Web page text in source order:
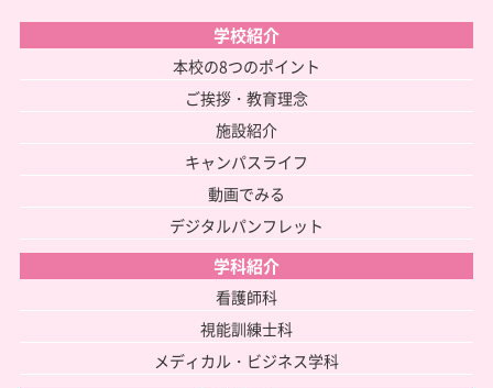
学校紹介
本校の8つのポイント
ご挨拶・教育理念
施設紹介
キャンパスライフ
動画でみる
デジタルパンフレット
学科紹介
看護師科
視能訓練士科
メディカル・ビジネス学科